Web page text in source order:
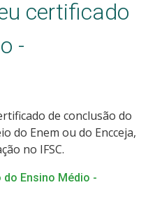
certificado
-
de conclusão do
do Enem ou do Encceja,
no IFSC.
Ensino Médio -